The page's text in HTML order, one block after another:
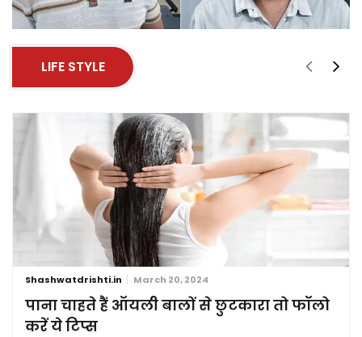
LIFE STYLE
Shashwatdrishti.in March 20, 2024
पाना चाहते हैं ऑयली बालों से छुटकारा तो फॉलो
करें ये टिप्स